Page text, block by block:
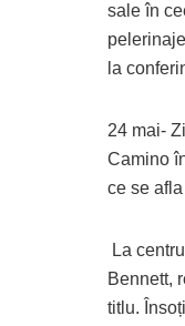
sale în
la
24 mai-
Camino
ce se
La
Bennett,
titlu.